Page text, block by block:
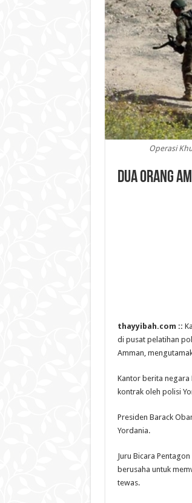
Operasi
Dua Orang
thayyibah.com ::
di pusat pelatihan
Amman,
Kantor berita negara
kontrak oleh polisi
Presiden Barack
Yordania.
Juru Bicara
berusaha untuk
tewas.